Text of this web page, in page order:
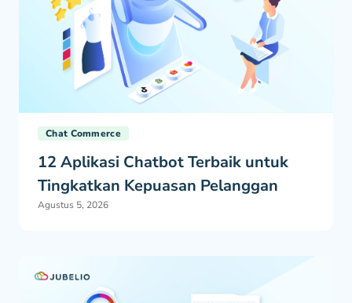
Chat Commerce
12 Aplikasi Chatbot Terbaik untuk
Tingkatkan Kepuasan Pelanggan
Agustus 5, 2026